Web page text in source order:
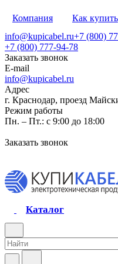
Компания Как купить
info@kupicabel.ru+7 (800)
+7 (800) 777-94-78
Заказать звонок
E-mail
info@kupicabel.ru
Адрес
г. Краснодар, проезд
Режим работы
Пн. – Пт.: с 9:00 до 18:00
Заказать звонок
Каталог